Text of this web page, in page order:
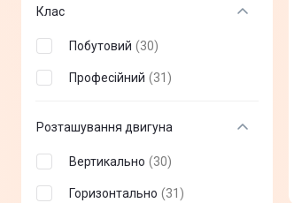
Клас
Побутовий (30)
Професійний (31 )
Розташування двигуна
Вертикально (30)
Горизонтально (31 )